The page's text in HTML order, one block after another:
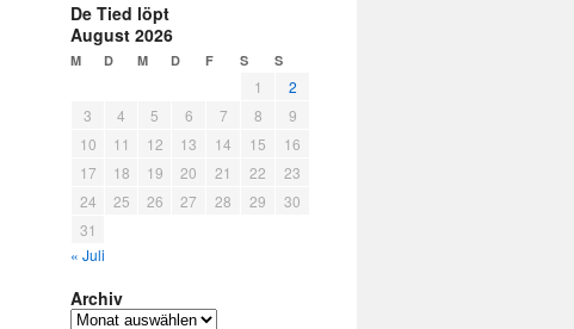
De Tied löpt
August 2026
M D M D F S S
1
2
3
4 5 6 7 8
9
10
11 12 13 14 15
16
17
18 19 20 21 22
23
24
25 26 27 28 29
30
31
« Juli
Archiv
Archiv